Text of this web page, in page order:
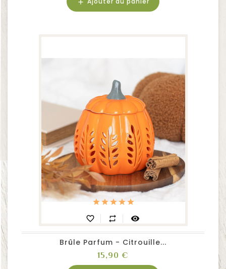
add
favorite_border repeat visibility
Brûle Parfum - Citrouille...
Prix
15,90 €